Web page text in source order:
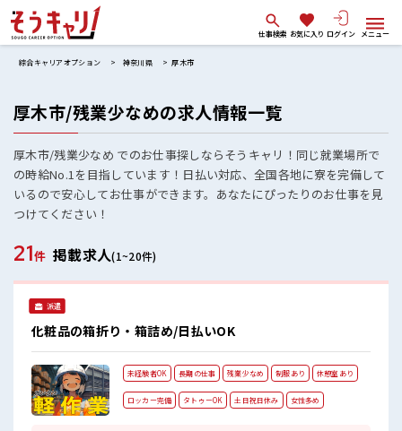
仕事検索 お気に入り ログイン メニュー
綜合キャリアオプション 神奈川県 厚木市
厚木市/残業少なめの求人情報一覧
厚木市/残業少なめ でのお仕事探しならそうキャリ！同じ就業場所で
の時給No.1を目指しています！日払い対応、全国各地に寮を完備して
いるので安心してお仕事ができます。あなたにぴったりのお仕事を見
つけてください！
21件 掲載求人(1~20件)
派遣
化粧品の箱折り・箱詰め/日払いOK
未経験者OK 長期の仕事 残業少なめ 制服あり 休憩室あり
ロッカー完備 タトゥーOK 土日祝日休み 女性多め